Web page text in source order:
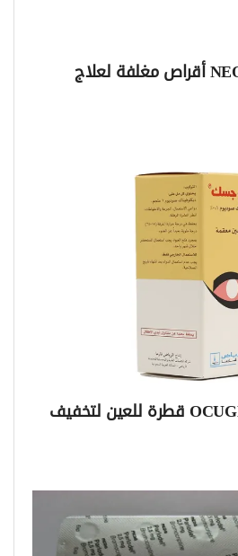
نيوسيبرو – NEOCIPRO أقراص مغلفة لعلاج
أوكيوجيسك – OCUGESIC قطرة للعين لتخفيف